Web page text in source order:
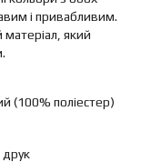
і привабливим.
який
(100% поліестер)
друк